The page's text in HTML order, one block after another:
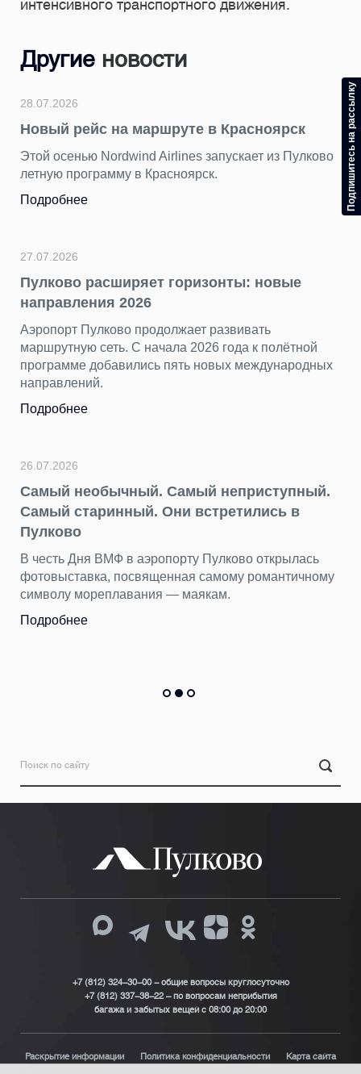
интенсивного транспортного движения.
Другие новости
28.07.2026
Новый рейс на маршруте в Красноярск
Этой осенью Nordwind Airlines запускает из Пулково
летную программу в Красноярск.
Подробнее
27.07.2026
Пулково расширяет горизонты: новые
направления 2026
Аэропорт Пулково продолжает развивать
маршрутную сеть. С начала 2026 года к полётной
программе добавились пять новых международных
направлений.
Подробнее
26.07.2026
Самый необычный. Самый неприступный.
Самый старинный. Они встретились в
Пулково
В честь Дня ВМФ в аэропорту Пулково открылась
фотовыставка, посвященная самому романтичному
символу мореплавания — маякам.
Подробнее
+7 (812) 324-30-00 - общие вопросы круглосуточно
+7 (812) 337-38-22 – по вопросам неприбытия
багажа и забытых вещей с 08:00 до 20:00
Раскрытие информации Политика конфиденциальности Карта сайта
Подпишитесь на рассылку